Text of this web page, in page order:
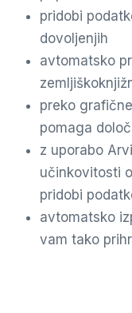
pridobi
dovoljenjih
avtomatsko
preko
pomaga
z uporabo
učinkovitosti
pridobi
avtomatsko
vam tako